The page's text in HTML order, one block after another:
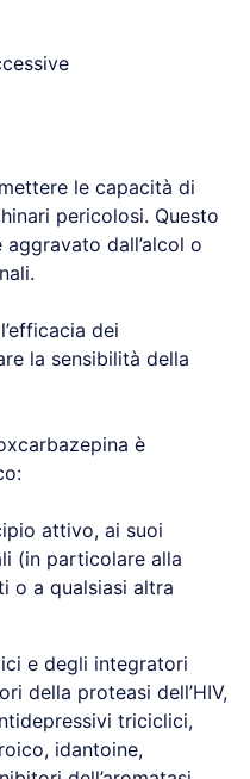
le capacità di
pericolosi. Questo
dall’alcol o
dei
la sensibilità della
è
attivo, ai suoi
(in particolare alla
o a qualsiasi altra
e degli integratori
della proteasi dell’HIV,
triciclici,
idantoine,